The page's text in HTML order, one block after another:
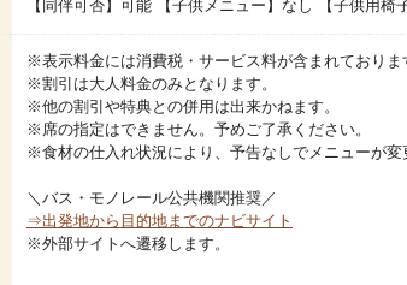
【同伴可否】可能 【子供メニュー】なし 【子供用椅
※表示料金には消費税・サービス料が含まれておりま
※割引は大人料金のみとなります。
※他の割引や特典との併用は出来かねます。
※席の指定はできません。予めご了承ください。
※食材の仕入れ状況により、予告なしでメニューが
＼バス・モノレール公共機関推奨／
⇒出発地から目的地までのナビサイト
※外部サイトへ遷移します。